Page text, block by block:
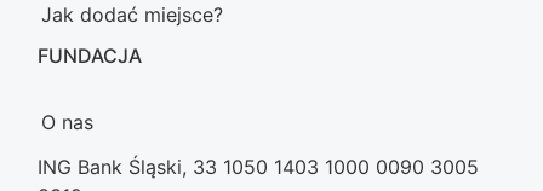
Jak dodać miejsce?
FUNDACJA
O nas
ING Bank Śląski, 33 1050 1403 1000 0090 3005